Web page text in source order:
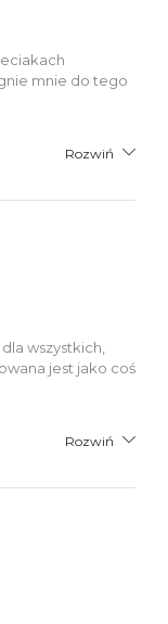
mnie do tego
Rozwiń
wszystkich,
jest jako coś
Rozwiń